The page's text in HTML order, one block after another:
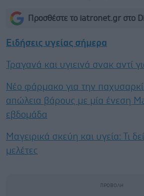
Προσθέστε το iatronet.gr στο
Ειδήσεις υγείας σήμερα
Τραγανά και υγιεινά σνακ αντί
Νέο φάρμακο για την
απώλεια βάρους με μία ένεση
εβδομάδα
Μαγειρικά σκεύη και υγεία: Τι
μελέτες